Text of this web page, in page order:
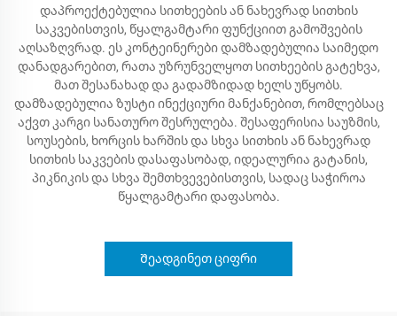
დაპროექტებულია სითხეების ან ნახევრად სითხის
საკვებისთვის, წყალგამტარი ფუნქციით გამოშვების
აღსაზღვრად. ეს კონტეინერები დამზადებულია საიმედო
დანადგარებით, რათა უზრუნველყოთ სითხეების გატეხვა,
მათ შესანახად და გადამზიდად ხელს უწყობს.
დამზადებულია ზუსტი ინექციური მანქანებით, რომლებსაც
აქვთ კარგი სანათურო შესრულება. შესაფერისია საუზმის,
სოუსების, ხორცის ხარშის და სხვა სითხის ან ნახევრად
სითხის საკვების დასაფასობად, იდეალურია გატანის,
პიკნიკის და სხვა შემთხვევებისთვის, სადაც საჭიროა
წყალგამტარი დაფასობა.
Შეადგინეთ ციფრი